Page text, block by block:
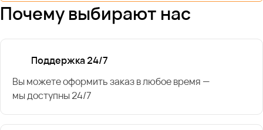
Почему выбирают нас
Поддержка 24/7
Вы можете оформить заказ в любое время —
мы доступны 24/7